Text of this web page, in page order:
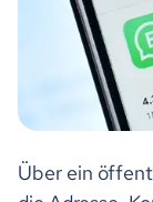
Über ein